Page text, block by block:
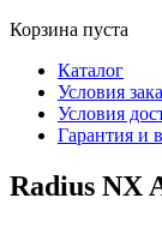
Корзина пуста
Каталог
Условия
Условия
Гарантия и
Radius NX